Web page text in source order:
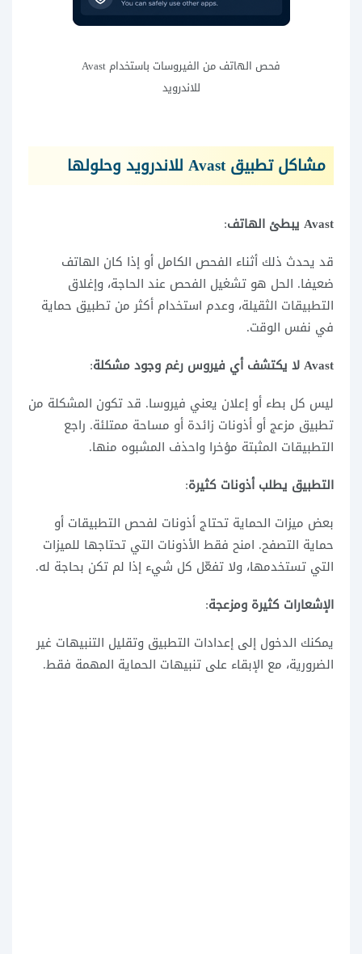
فحص الهاتف من الفيروسات باستخدام Avast
للاندرويد
مشاكل تطبيق Avast للاندرويد وحلولها
Avast يبطئ الهاتف
:
قد يحدث ذلك أثناء الفحص الكامل أو إذا كان الهاتف
ضعيفا. الحل هو تشغيل الفحص عند الحاجة، وإغلاق
التطبيقات الثقيلة، وعدم استخدام أكثر من تطبيق حماية
في نفس الوقت.
Avast لا يكتشف أي فيروس رغم وجود مشكلة
:
ليس كل بطء أو إعلان يعني فيروسا. قد تكون المشكلة من
تطبيق مزعج أو أذونات زائدة أو مساحة ممتلئة. راجع
التطبيقات المثبتة مؤخرا واحذف المشبوه منها.
التطبيق يطلب أذونات كثيرة:
بعض ميزات الحماية تحتاج أذونات لفحص التطبيقات أو
حماية التصفح. امنح فقط الأذونات التي تحتاجها للميزات
التي تستخدمها، ولا تفعّل كل شيء إذا لم تكن بحاجة له.
الإشعارات كثيرة ومزعجة:
يمكنك الدخول إلى إعدادات التطبيق وتقليل التنبيهات غير
الضرورية، مع الإبقاء على تنبيهات الحماية المهمة فقط.